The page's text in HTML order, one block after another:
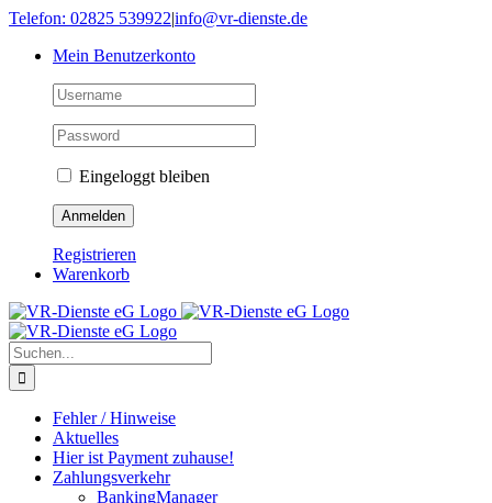
Skip
content
Telefon: 02825 539922|info@vr-dienste.de
Mein Benutzerkonto
Eingeloggt bleiben
Registrieren
Warenkorb
Suche
nach:
Fehler / Hinweise
Aktuelles
Hier ist Payment zuhause!
Zahlungsverkehr
BankingManager